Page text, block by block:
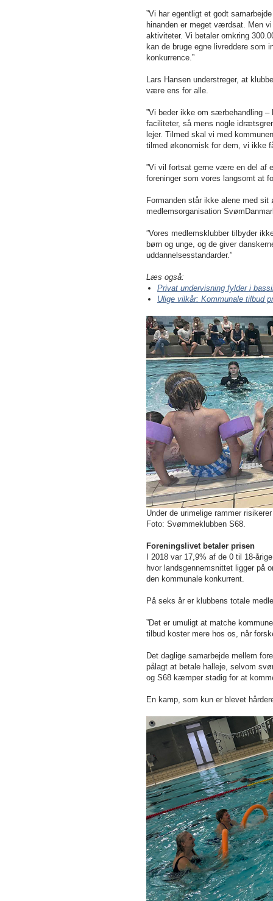
”Vi har egentligt et godt
hinanden er meget værdsat. Men
aktiviteter. Vi betaler omkring
kan de bruge egne livreddere som
konkurrence.”
Lars Hansen understreger, at
være ens for alle.
”Vi beder ikke om særbehandling
faciliteter, så mens nogle
lejer. Tilmed skal vi med
tilmed økonomisk for dem, vi ikke
”Vi vil fortsat gerne være en del af
foreninger som vores langsomt at
Formanden står ikke alene med
medlemsorganisation
”Vores medlemsklubber tilbyder
børn og unge, og de giver
uddannelsesstandarder.”
Læs også:
Privat undervisning fylder i
Ulige vilkår: Kommunale tilbud
Under de urimelige rammer
Foto: Svømmeklubben S68.
Foreningslivet betaler prisen
I 2018 var 17,9% af de 0 til 18-
hvor landsgennemsnittet ligger på
den kommunale konkurrent.
På seks år er klubbens totale
”Det er umuligt at matche
tilbud koster mere hos os, når
Det daglige samarbejde mellem
pålagt at betale halleje, selvom
og S68 kæmper stadig for at
En kamp, som kun er blevet